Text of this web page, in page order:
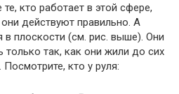
кто работает в этой сфере,
действуют правильно. А
в плоскости (см. рис. выше). Они
так, как они жили до сих
кто у руля: